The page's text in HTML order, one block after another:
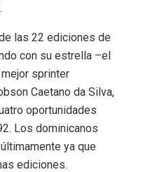
las 22 ediciones de
con su estrella –el
sprinter
Caetano da Silva,
oportunidades
Los dominicanos
ya que
ediciones.